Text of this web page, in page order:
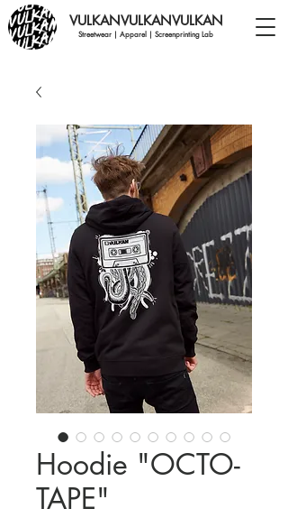
VULKANVULKANVULKAN
Streetwear | Apparel | Screenprinting Lab
Hoodie "OCTO-
TAPE"